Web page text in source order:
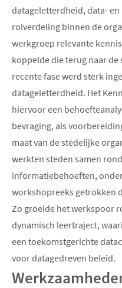
datageletterdheid, data-
rolverdeling binnen de
werkgroep relevante
koppelde die terug naar
recente fase werd sterk
datageletterdheid. Het
hiervoor een
bevraging, als
maat van de stedelijke
werkten steden samen
informatiebehoeften,
workshopreeks getrokken
Zo groeide het werkspoor
dynamisch leertraject,
een toekomstgerichte
voor datagedreven beleid.